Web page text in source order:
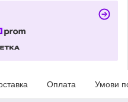
Оплата Умови